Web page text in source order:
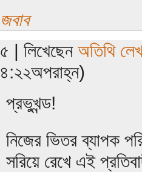
জবাব
৫ | লিখেছেন অতিথি
৪:২২অপরাহ্ন)
প্রভুখন্ড!
নিজের ভিতর ব্যাপক
সরিয়ে রেখে এই